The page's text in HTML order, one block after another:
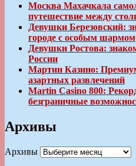
Москва Махачкала
путешествие между
Девушки Березовский:
городе с особым шармом
Девушки Ростова:
России
Мартин Казино:
азартных развлечений
Martin Casino 800:
безграничные
Архивы
Архивы